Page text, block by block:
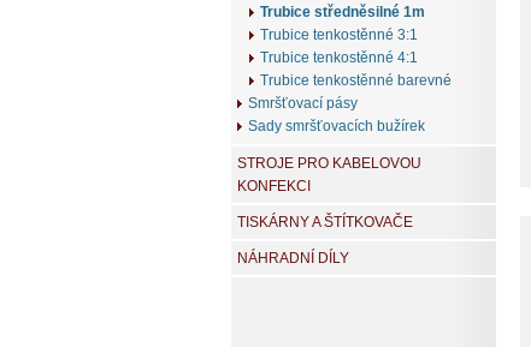
Trubice středněsilné 1m
Trubice tenkostěnné 3:1
Trubice tenkostěnné 4:1
Trubice tenkostěnné barevné
Smršťovací pásy
Sady smršťovacích bužírek
STROJE PRO KABELOVOU
KONFEKCI
TISKÁRNY A ŠTÍTKOVAČE
NÁHRADNÍ DÍLY